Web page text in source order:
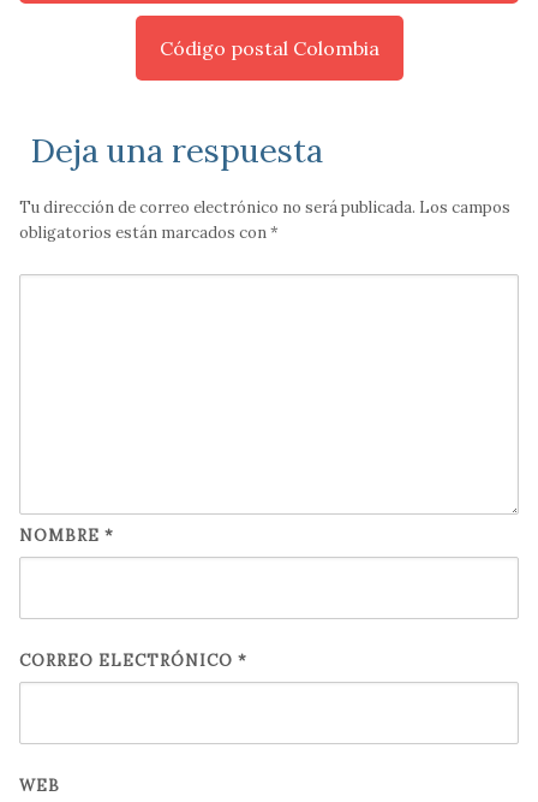
Código postal Colombia
Deja una respuesta
Tu dirección de correo electrónico no será publicada. Los campos
obligatorios están marcados con*
NOMBRE *
CORREO ELECTRÓNICO *
WEB